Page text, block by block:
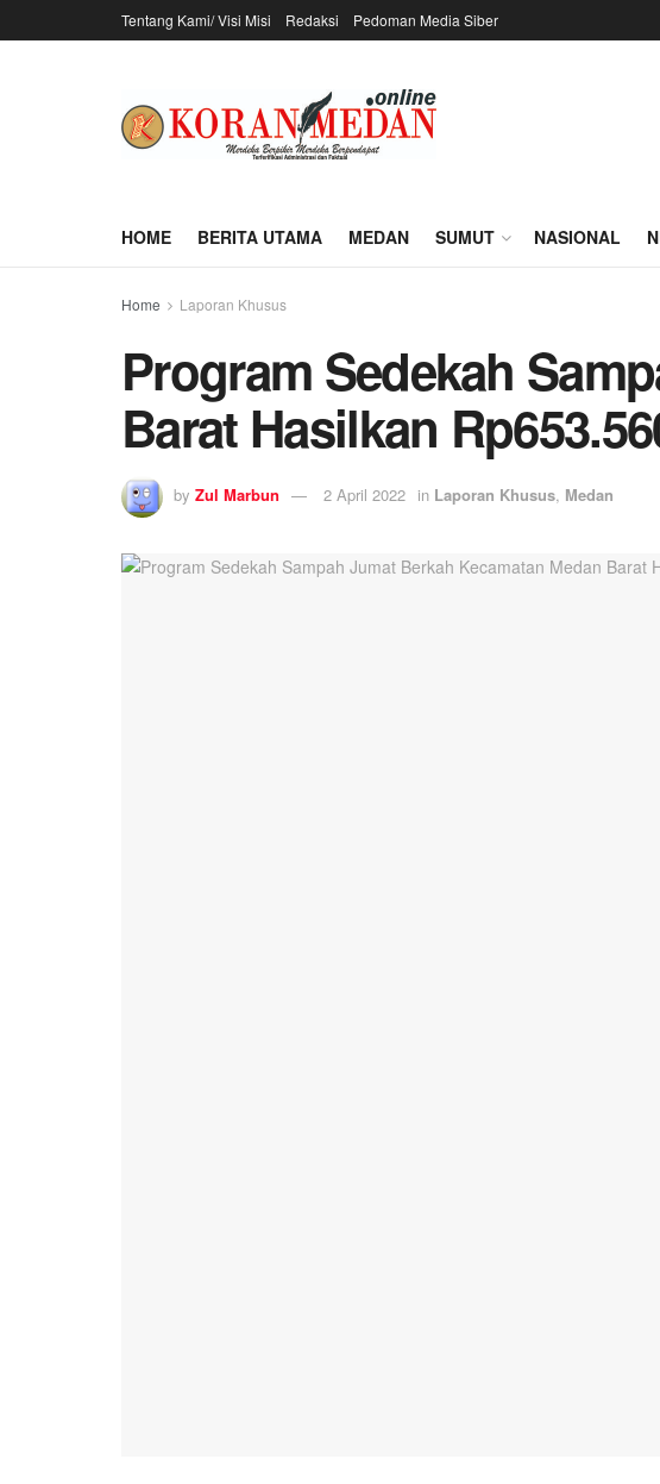
Tentang Kami/ Visi Misi Redaksi Pedoman Media Siber
HOME BERITA UTAMA MEDAN SUMUT NASIONAL
Home Laporan Khusus
Program Sedekah
Barat Hasilkan
by Zul Marbun 2 April 2022 in Laporan Khusus, Medan